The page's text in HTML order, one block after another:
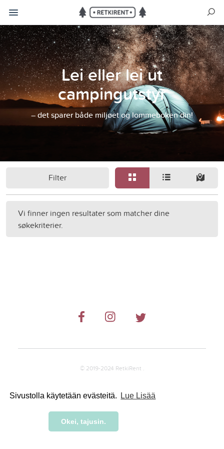
Sivustolla käytetään evästeitä. Lue Lisää
Okei, tajusin.
Lei eller lei ut
campingutstyr
– det sparer både miljøet og lommeboken din!
Filter
Vi finner ingen resultater som matcher dine
søkekriterier.
© 2019-2024 RetkiRent .